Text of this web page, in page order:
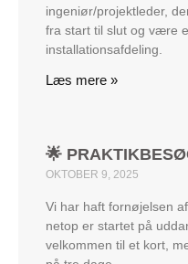
ingeniør/projektleder,
fra start til slut og være
installationsafdeling.
Læs mere »
🌟
OKTOBER 9, 2025
Vi har haft fornøjelsen
netop er startet på
velkommen til et kort,